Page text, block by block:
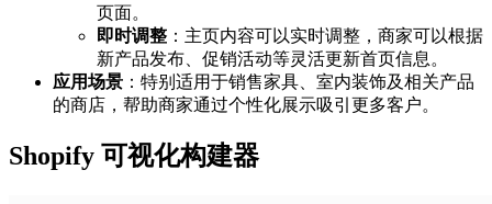
页面。
即时调整 ：主页内容可以实时调整，商家可以根据
新产品发布、促销活动等灵活更新首页信息。
应用场景 ：特别适用于销售家具、室内装饰及相关产品
的商店，帮助商家通过个性化展示吸引更多客户。
Shopify 可视化构建器